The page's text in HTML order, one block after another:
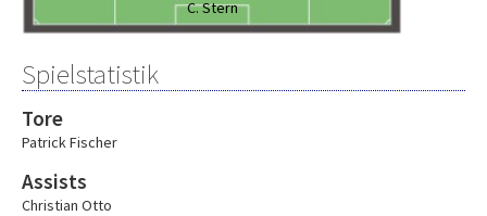
C. Stern
Spielstatistik
Tore
Patrick Fischer
Assists
Christian Otto